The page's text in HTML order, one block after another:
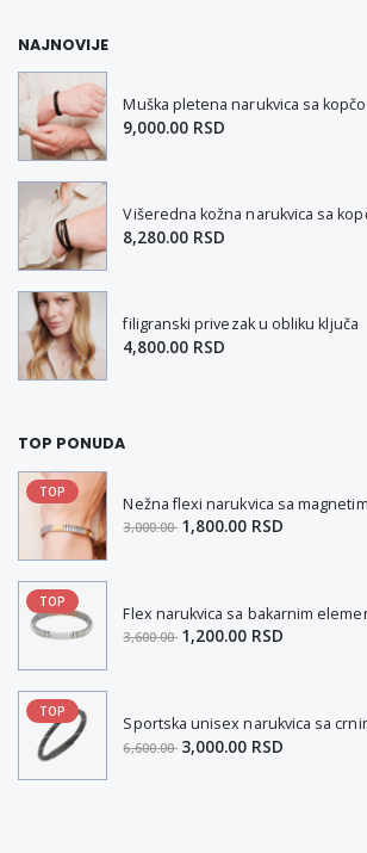
NAJNOVIJE
Muška pletena narukvica sa
9,000.00 RSD
8,280.00 RSD
filigranski privezak u obliku ključa
4,800.00 RSD
TOP PONUDA
TOP
3,000.00 1,800.00 RSD
TOP
Flex narukvica sa bakarnim
3,600.00 1,200.00 RSD
TOP
6,600.00 3,000.00 RSD